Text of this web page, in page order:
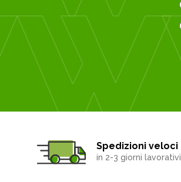
Spedizioni veloci
in 2-3 giorni lavorativi